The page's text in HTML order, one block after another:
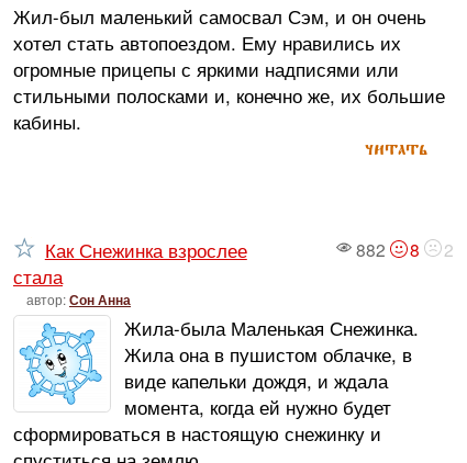
Жил-был маленький самосвал Сэм, и он очень
хотел стать автопоездом. Ему нравились их
огромные прицепы с яркими надписями или
стильными полосками и, конечно же, их большие
кабины.
читать
882 8 2
Как Снежинка взрослее
стала
автор:Сон Анна
Жила-была Маленькая Снежинка.
Жила она в пушистом облачке, в
виде капельки дождя, и ждала
момента, когда ей нужно будет
сформироваться в настоящую снежинку и